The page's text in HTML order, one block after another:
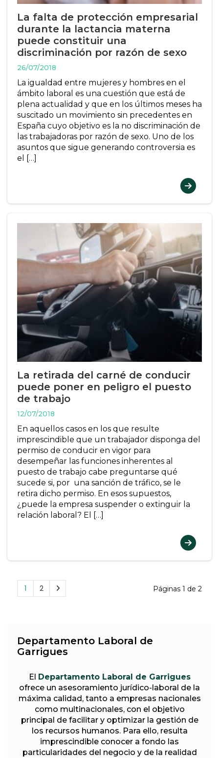
La falta de protección empresarial
durante la lactancia materna
puede constituir una
discriminación por razón de sexo
26/07/2018
La igualdad entre mujeres y hombres en el
ámbito laboral es una cuestión que está de
plena actualidad y que en los últimos meses ha
suscitado un movimiento sin precedentes en
España cuyo objetivo es la no discriminación de
las trabajadoras por razón de sexo. Uno de los
asuntos que sigue generando controversia es
el […]
La retirada del carné de conducir
puede poner en peligro el puesto
de trabajo
12/07/2018
En aquellos casos en los que resulte
imprescindible que un trabajador disponga del
permiso de conducir en vigor para
desempeñar las funciones inherentes al
puesto de trabajo cabe preguntarse qué
sucede si, por una sanción de tráfico, se le
retira dicho permiso. En esos supuestos,
¿puede la empresa suspender o extinguir la
relación laboral? El […]
Páginas 1 de 2
1 2
Departamento Laboral de
Garrigues
El
Departamento Laboral de Garrigues
ofrece un asesoramiento jurídico-laboral de la
máxima calidad, tanto a empresas nacionales
como multinacionales, con el objetivo
principal de facilitar y optimizar la gestión de
los recursos humanos. Para ello, resulta
imprescindible conocer a fondo las
particularidades del negocio y de la realidad